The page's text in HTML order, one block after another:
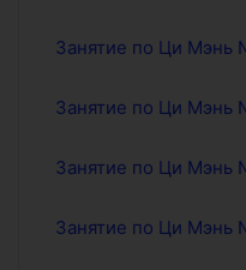
Занятие по Ци Мэнь
Занятие по Ци Мэнь
Занятие по Ци Мэнь
Занятие по Ци Мэнь